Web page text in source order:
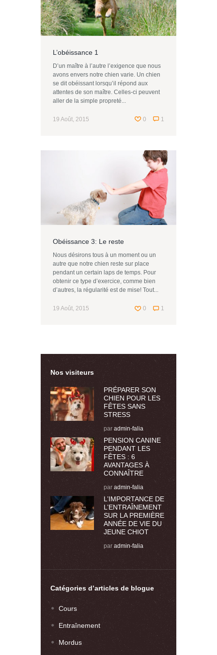
L’obéissance 1
D’un maître à l’autre l’exigence que nous
avons envers notre chien varie. Un chien
se dit obéissant lorsqu’il répond aux
attentes de son maître. Celles-ci peuvent
aller de la simple propreté...
19 Août, 2015 1
0
Obéissance 3: Le reste
Nous désirons tous à un moment ou un
autre que notre chien reste sur place
pendant un certain laps de temps. Pour
obtenir ce type d’exercice, comme bien
d’autres, la régularité est de mise! Tout...
19 Août, 2015 1
0
Nos visiteurs
PRÉPARER SON
CHIEN POUR LES
FÊTES SANS
STRESS
par admin-falia
PENSION CANINE
PENDANT LES
FÊTES : 6
AVANTAGES À
CONNAÎTRE
par admin-falia
L’IMPORTANCE DE
L’ENTRAÎNEMENT
SUR LA PREMIÈRE
ANNÉE DE VIE DU
JEUNE CHIOT
par admin-falia
Catégories d’articles de blogue
Cours
Entraînement
Mordus